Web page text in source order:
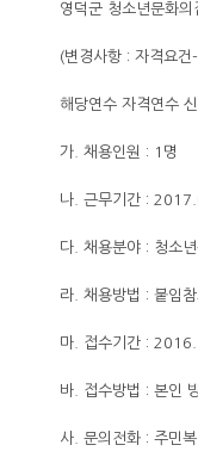
영덕군 청소년문화
(변경사항 : 자격요
해당연수 자격연수
가. 채용인원 : 1명
나. 근무기간 :
다. 채용분야 : 청소
라. 채용방법 : 붙임
마. 접수기간 :
바. 접수방법 : 본인
사. 문의전화 : 주민